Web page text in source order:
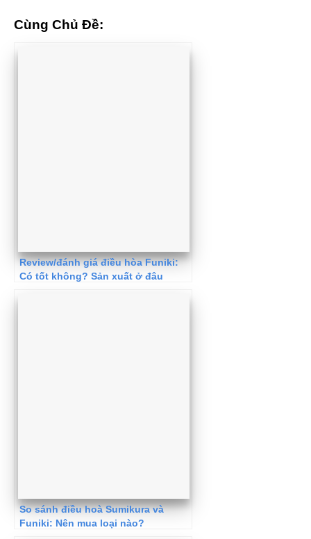
Cùng Chủ Đề:
Review/đánh giá điều hòa Funiki:
Có tốt không? Sản xuất ở đâu
So sánh điều hoà Sumikura và
Funiki: Nên mua loại nào?